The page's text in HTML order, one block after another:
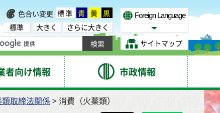
色合い変更 標準 青 黄 黒
標準 大きく
さらに大きく
Foreign Language
Select Language
サイトマップ
者向け情報 市政情報
類取締法関係> 消費（火薬類）